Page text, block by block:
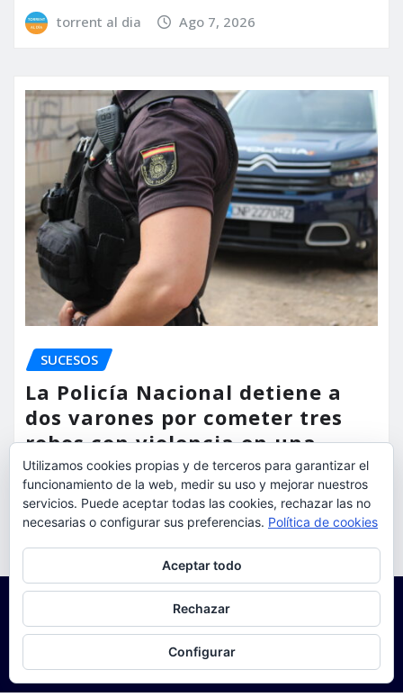
torrent al dia Ago 7, 2026
SUCESOS
La Policía Nacional detiene a
dos varones por cometer tres
robos con violencia en una
misma mañana
torrent al dia Ago 7, 2026
Utilizamos cookies propias y de terceros para garantizar el
funcionamiento de la web, medir su uso y mejorar nuestros
servicios. Puede aceptar todas las cookies, rechazar las no
necesarias o configurar sus preferencias. Política de cookies
Aceptar todo
Rechazar
Configurar
Para obtener más información, incluido cómo gestionar las cookies,